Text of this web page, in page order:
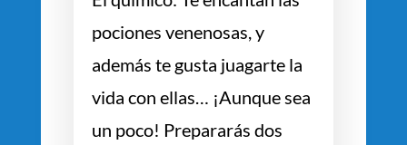
pociones venenosas, y
además te gusta juagarte la
vida con ellas… ¡Aunque sea
un poco! Prepararás dos